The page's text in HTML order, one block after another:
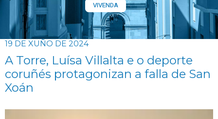
VIVENDA
19 DE XUÑO DE 2024
A Torre, Luísa Villalta e o deporte
coruñés protagonizan a falla de San
Xoán